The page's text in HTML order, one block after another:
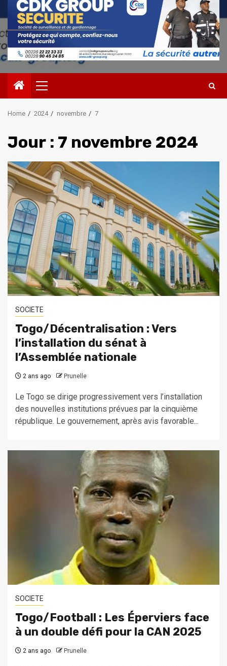
Primary
Menu
Home 2024 novembre 7
Jour : 7 novembre 2024
SOCIETE
Togo/Décentralisation : Vers
l’installation du sénat à
l’Assemblée nationale
2 ans ago Prunelle
Le Togo se dirige progressivement vers l’installation
des nouvelles institutions prévues par la cinquième
république. Le gouvernement, après avis favorable...
SOCIETE
Togo/Football : Les Éperviers face
à un double défi pour la CAN 2025
2 ans ago Prunelle